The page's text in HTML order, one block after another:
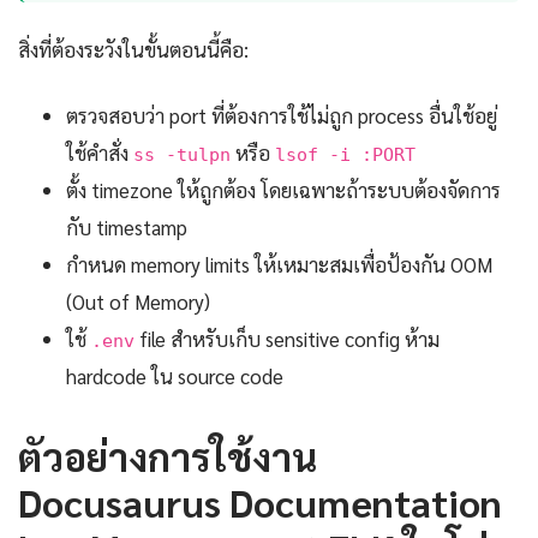
สิ่งที่ต้องระวังในขั้นตอนนี้คือ:
ตรวจสอบว่า port ที่ต้องการใช้ไม่ถูก process อื่นใช้อยู่
ใช้คำสั่ง ss -tulpn หรือ lsof -i :PORT
ตั้ง timezone ให้ถูกต้อง โดยเฉพาะถ้าระบบต้องจัดการ
กับ timestamp
กำหนด memory limits ให้เหมาะสมเพื่อป้องกัน OOM
(Out of Memory)
ใช้ .env file สำหรับเก็บ sensitive config ห้าม
hardcode ใน source code
ตัวอย่างการใช้งาน
Docusaurus Documentation